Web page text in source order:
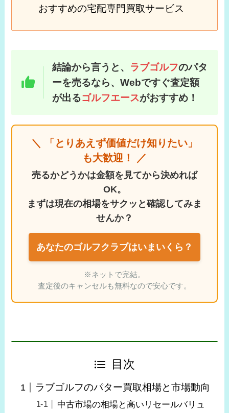
おすすめの宅配専門買取サービス
結論から言うと、 ラブゴルフのパタ
ーを売るなら、Webですぐ査定額
が出るゴルフエースがおすすめ！
＼ 「とりあえず価値だけ知りたい」
も大歓迎！ ／
売るかどうかは金額を見てから決めれば
OK。
まずは現在の相場をサクッと確認してみま
せんか？
あなたのゴルフクラブはいまいくら？
※ネットで完結。
査定後のキャンセルも無料なので安心です。
目次
ラブゴルフのパター買取相場と市場動向
中古市場の相場と高いリセールバリュ